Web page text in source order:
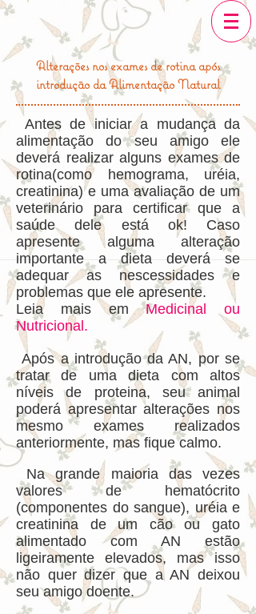
Alterações nos exames de rotina após
introdução da Alimentação Natural
Antes de iniciar a mudança da
alimentação do seu amigo ele
deverá realizar alguns exames de
rotina(como hemograma, uréia,
creatinina) e uma avaliação de um
veterinário para certificar que a
saúde dele está ok! Caso
apresente alguma alteração
importante a dieta deverá se
adequar as nescessidades e
problemas que ele apresente.
Leia mais emMedicinal ou
Nutricional.
Após a introdução da AN, por se
tratar de uma dieta com altos
níveis de proteina, seu animal
poderá apresentar alterações nos
mesmo exames realizados
anteriormente, mas fique calmo.
Na grande maioria das vezes
valores de hematócrito
(componentes do sangue), uréia e
creatinina de um cão ou gato
alimentado com AN estão
ligeiramente elevados, mas isso
não quer dizer que a AN deixou
seu amigo doente.